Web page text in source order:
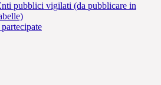
pubblici vigilati (da pubblicare in